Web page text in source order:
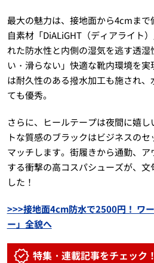
最大の魅力は、接地面から4cmま
自素材「DiALiGHT（ディアライト
れた防水性と内側の湿気を逃す透
い・滑らない」快適な靴内環境を
は耐久性のある撥水加工も施され
ても優秀。
さらに、ヒールテープは夜間に嬉
トな質感のブラックはビジネスの
マッチします。街履きから通勤、
する衝撃の高コスパシューズが、
した！
>>>接地面4cm防水で2500円！ ワ
ー」全貌へ
特集・連載記事をチェック！